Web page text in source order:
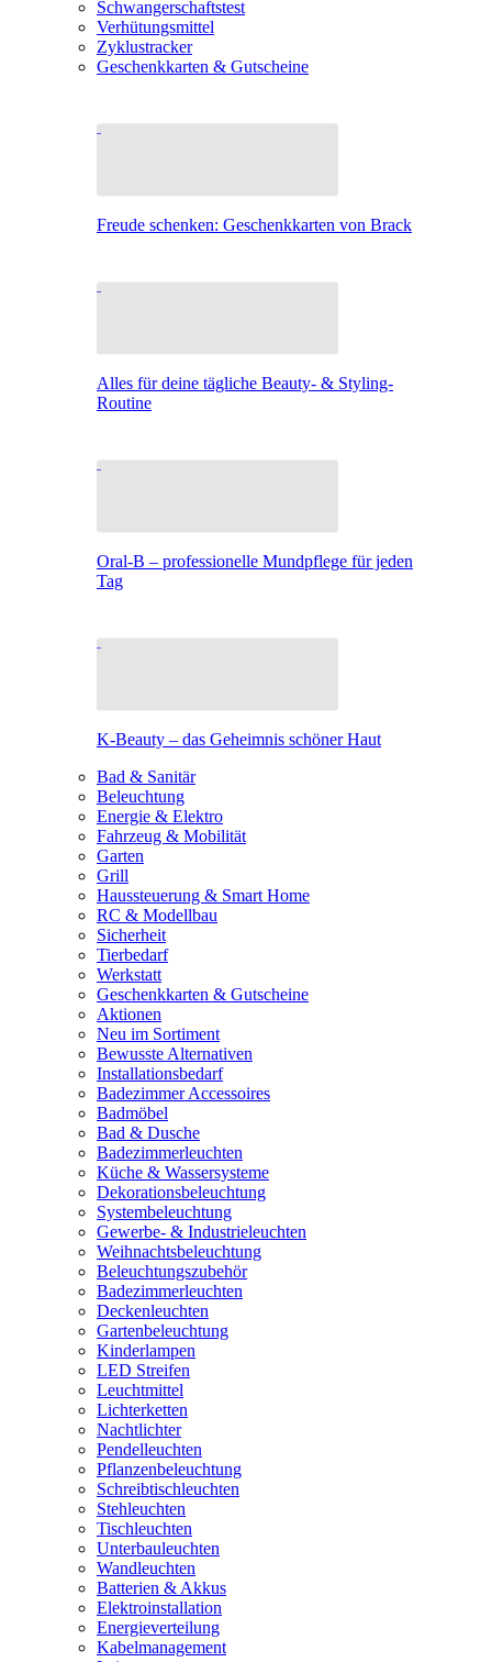
Schwangerschaftstest
Verhütungsmittel
Zyklustracker
Geschenkkarten & Gutscheine
Freude schenken: Geschenkkarten von Brack
Alles für deine tägliche Beauty- & Styling-
Routine
Oral-B – professionelle Mundpflege für jeden
Tag
K-Beauty – das Geheimnis schöner Haut
Bad & Sanitär
Beleuchtung
Energie & Elektro
Fahrzeug & Mobilität
Garten
Grill
Haussteuerung & Smart Home
RC & Modellbau
Sicherheit
Tierbedarf
Werkstatt
Geschenkkarten & Gutscheine
Aktionen
Neu im Sortiment
Bewusste Alternativen
Installationsbedarf
Badezimmer Accessoires
Badmöbel
Bad & Dusche
Badezimmerleuchten
Küche & Wassersysteme
Dekorationsbeleuchtung
Systembeleuchtung
Gewerbe- & Industrieleuchten
Weihnachtsbeleuchtung
Beleuchtungszubehör
Badezimmerleuchten
Deckenleuchten
Gartenbeleuchtung
Kinderlampen
LED Streifen
Leuchtmittel
Lichterketten
Nachtlichter
Pendelleuchten
Pflanzenbeleuchtung
Schreibtischleuchten
Stehleuchten
Tischleuchten
Unterbauleuchten
Wandleuchten
Batterien & Akkus
Elektroinstallation
Energieverteilung
Kabelmanagement